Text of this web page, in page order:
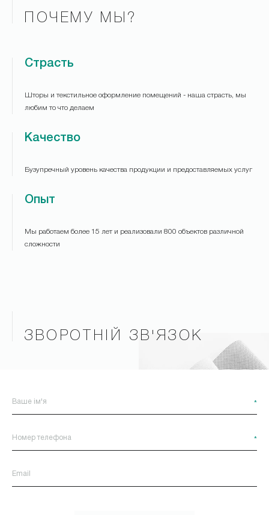
ПОЧЕМУ МЫ?
Страсть
Шторы и текстильное оформление помещений - наша страсть, мы
любим то что делаем
Качество
Бузупречный уровень качества продукции и предоставляемых услуг
Опыт
Мы работаем более 15 лет и реализовали 800 объектов различной
сложности
ЗВОРОТНІЙ ЗВ'ЯЗОК
*
*